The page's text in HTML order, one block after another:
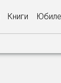
Книги